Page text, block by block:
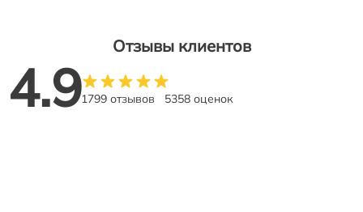
Отзывы клиентов
4.91799 отзывов 5358 оценок